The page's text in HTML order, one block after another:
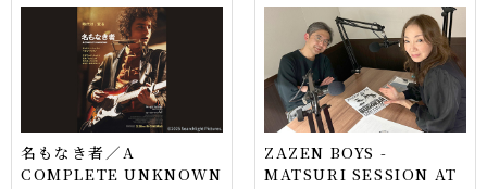
名もなき者／A
COMPLETE UNKNOWN
ZAZEN BOYS -
MATSURI SESSION AT